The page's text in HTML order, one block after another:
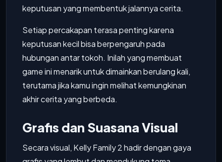
keputusan yang membentuk jalannya cerita.
Setiap percakapan terasa penting karena
keputusan kecil bisa berpengaruh pada
hubungan antar tokoh. Inilah yang membuat
game ini menarik untuk dimainkan berulang kali,
terutama jika kamu ingin melihat kemungkinan
akhir cerita yang berbeda.
Grafis dan Suasana Visual
Secara visual, Kelly Family 2 hadir dengan gaya